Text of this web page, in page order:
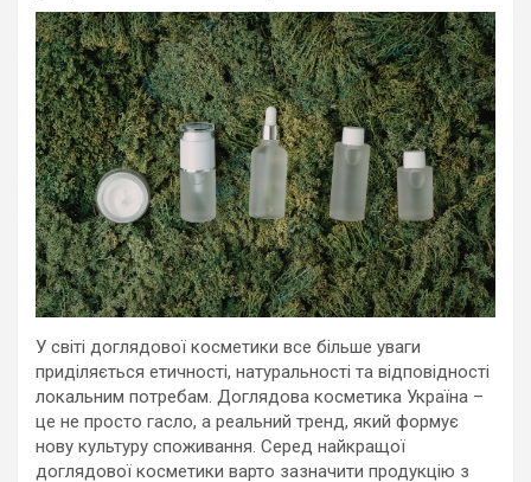
У світі доглядової косметики все більше уваги
приділяється етичності, натуральності та відповідності
локальним потребам. Доглядова косметика Україна –
це не просто гасло, а реальний тренд, який формує
нову культуру споживання. Серед найкращої
доглядової косметики варто зазначити продукцію з